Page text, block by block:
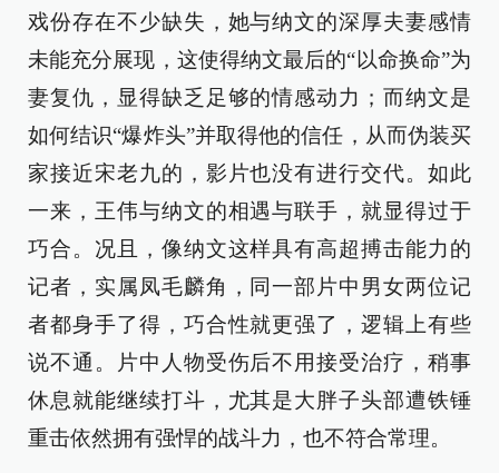
戏份存在不少缺失，她与纳文的深厚夫妻感情
未能充分展现，这使得纳文最后的“以命换命”为
妻复仇，显得缺乏足够的情感动力；而纳文是
如何结识“爆炸头”并取得他的信任，从而伪装买
家接近宋老九的，影片也没有进行交代。如此
一来，王伟与纳文的相遇与联手，就显得过于
巧合。况且，像纳文这样具有高超搏击能力的
记者，实属凤毛麟角，同一部片中男女两位记
者都身手了得，巧合性就更强了，逻辑上有些
说不通。片中人物受伤后不用接受治疗，稍事
休息就能继续打斗，尤其是大胖子头部遭铁锤
重击依然拥有强悍的战斗力，也不符合常理。